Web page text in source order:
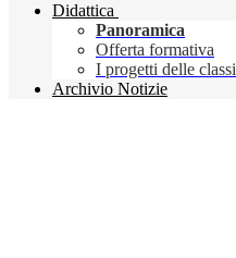
Didattica
Panoramica
Offerta formativa
I progetti delle classi
Archivio Notizie